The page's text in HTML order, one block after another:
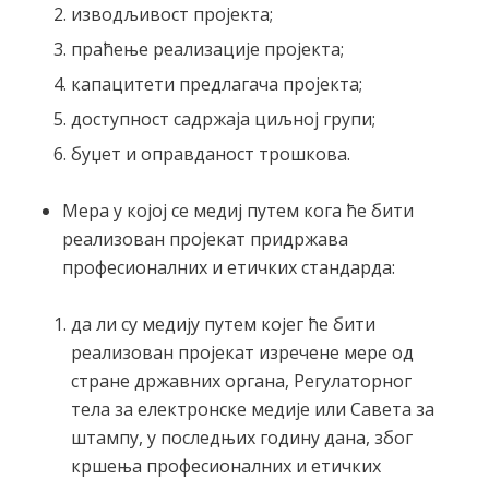
изводљивост пројекта;
праћење реализације пројекта;
капацитети предлагача пројекта;
доступност садржаја циљној групи;
буџет и оправданост трошкова.
Мера у којој се медиј путем кога ће бити
реализован пројекат придржава
професионалних и етичких стандарда:
да ли су медију путем којег ће бити
реализован пројекат изречене мере од
стране државних органа, Регулаторног
тела за електронске медије или Савета за
штампу, у последњих годину дана, због
кршења професионалних и етичких